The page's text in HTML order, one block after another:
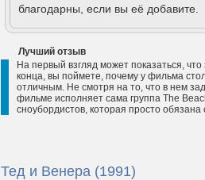
благодарны, если вы её добавите.
Лучший отзыв
На первый взгляд может показаться,
конца, вы поймете, почему у фильма
отличным. Не смотря на то, что в нем
фильме исполняет сама группа The
сноубордистов, которая просто обязана
Тед и Венера (1991)